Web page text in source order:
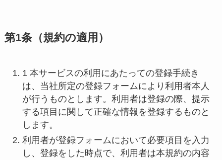
第1条（規約の適用）
1 本サービスの利用にあたっての登録手続き
は、当社所定の登録フォームにより利用者本人
が行うものとします。利用者は登録の際、提示
する項目に関して正確な情報を登録するものと
します。
利用者が登録フォームにおいて必要項目を入力
し、登録をした時点で、利用者は本規約の内容